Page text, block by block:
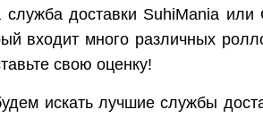
служба доставки SuhiMania
входит много различных
свою оценку!
искать лучшие службы